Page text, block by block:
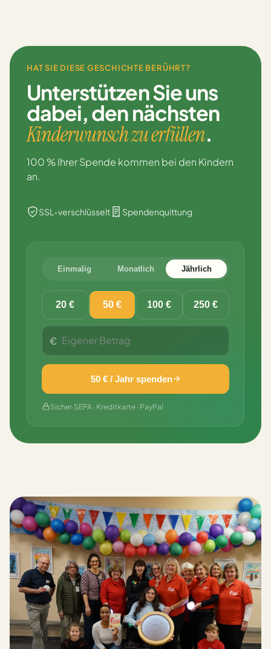
HAT SIE DIESE GESCHICHTE BERÜHRT?
Unterstützen Sie uns
dabei,den nächsten
Kinderwunsch zu erfüllen.
100 % Ihrer Spende kommen bei den Kindern
an.
SSL-verschlüsselt Spendenquittung
Einmalig Monatlich Jährlich
20 € 50 € 100 € 250 €
€
50 € / Jahr spenden
Sicher·SEPA · Kreditkarte · PayPal